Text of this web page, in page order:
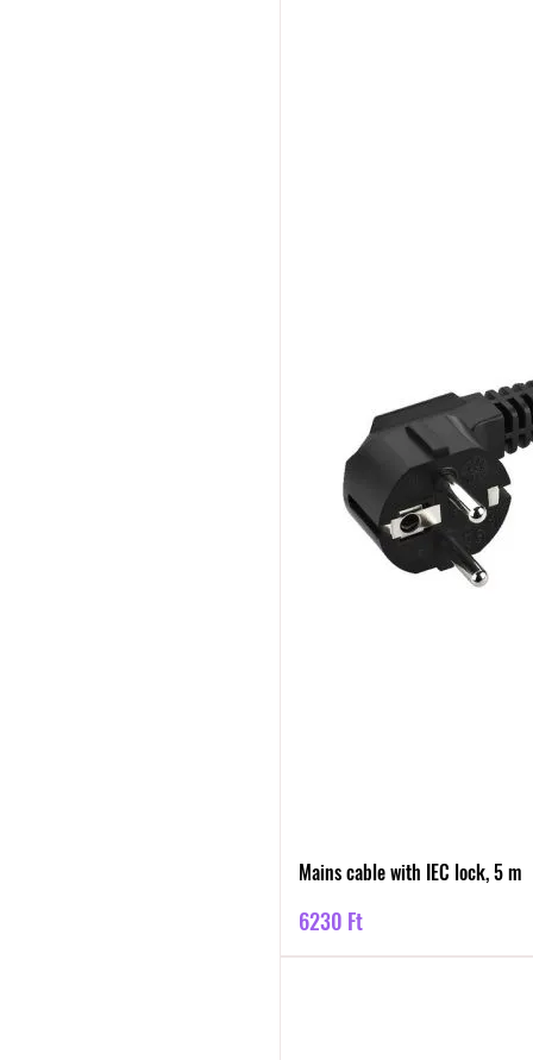
Mains cable with IEC lock, 5 m
Ár
6230 Ft